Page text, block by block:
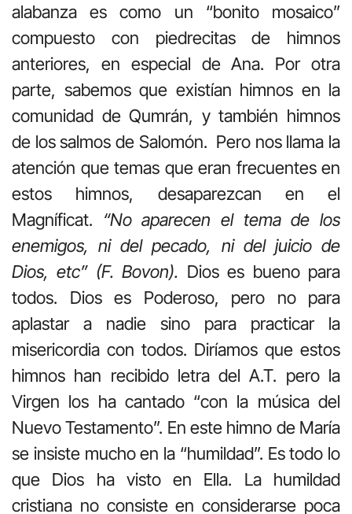
alabanza es como un “bonito mosaico”
compuesto con piedrecitas de himnos
anteriores, en especial de Ana. Por otra
parte, sabemos que existían himnos en la
comunidad de Qumrán, y también himnos
de los salmos de Salomón. Pero nos llama la
atención que temas que eran frecuentes en
estos himnos, desaparezcan en el
Magníficat. “No aparecen el tema de los
enemigos, ni del pecado, ni del juicio de
Dios, etc” (F. Bovon). Dios es bueno para
todos. Dios es Poderoso, pero no para
aplastar a nadie sino para practicar la
misericordia con todos. Diríamos que estos
himnos han recibido letra del A.T. pero la
Virgen los ha cantado “con la música del
Nuevo Testamento”. En este himno de María
se insiste mucho en la “humildad”. Es todo lo
que Dios ha visto en Ella. La humildad
cristiana no consiste en considerarse poca